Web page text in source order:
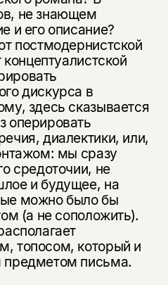
не знающем
и его описание?
постмодернистской
дискурса в
здесь сказывается
оперировать
диалектики, или,
мы сразу
средоточии, не
и будущее, на
можно было бы
(а не соположить).
топосом, который и
предметом письма.